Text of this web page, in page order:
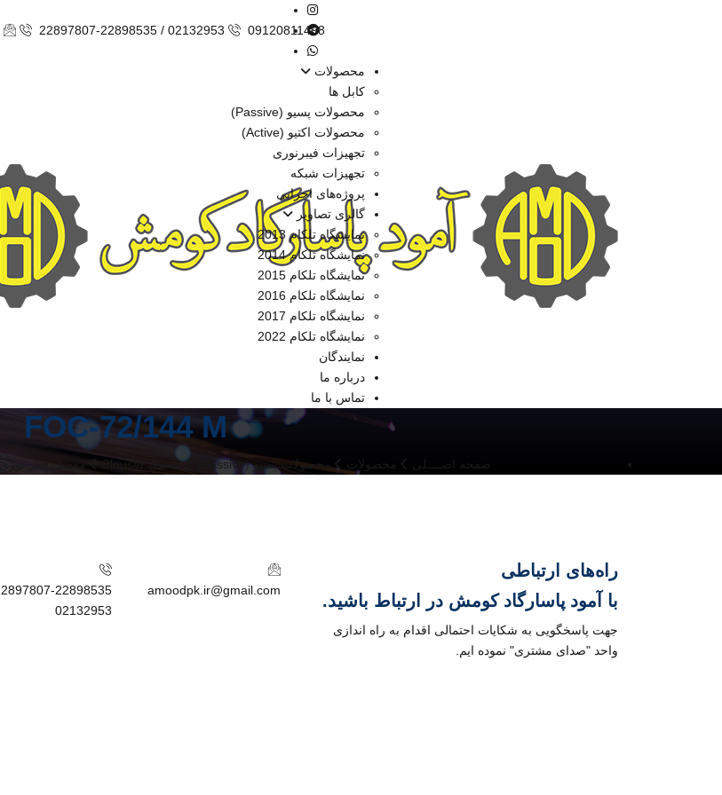
22897807-22898535 / 02132953 09120811498
محصولات
کابل ها
محصولات پسیو (Passive)
محصولات اکتیو (Active)
تجهیزات فیبرنوری
تجهیزات شبکه
پروژه‌های اجرایی
گالری تصاویر
نمایشگاه تلکام 2013
نمایشگاه تلکام 2014
نمایشگاه تلکام 2015
نمایشگاه تلکام 2016
نمایشگاه تلکام 2017
نمایشگاه تلکام 2022
نمایندگان
درباره ما
تماس با ما
FOC-72/144 M
صفحه اصــــلی محصولات محصولات پسیو (Passive) مفصل Clouser مفصل فیبر نوری
راه‌های ارتباطی
با
آمود پاسارگاد کومش در ارتباط باشید.
جهت پاسخگویی به شکایات احتمالی اقدام به راه اندازی
واحد "صدای مشتری" نموده ایم.
amoodpk.ir@gmail.com
22898535
02132953